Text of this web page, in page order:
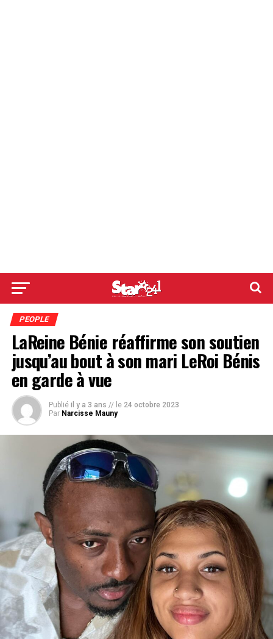
PEOPLE
LaReine Bénie réaffirme son soutien
jusqu’au bout à son mari LeRoi Bénis
en garde à vue
Publié il y a 3 ans // le 24 octobre 2023
Par Narcisse Mauny